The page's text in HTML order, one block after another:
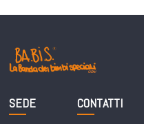
SEDE CONTATTI